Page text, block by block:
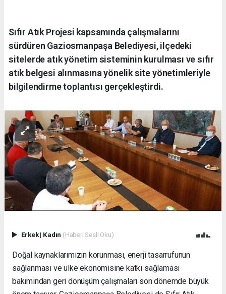
Sıfır Atık Projesi kapsamında çalışmalarını
sürdüren Gaziosmanpaşa Belediyesi, ilçedeki
sitelerde atık yönetim sisteminin kurulması ve sıfır
atık belgesi alınmasına yönelik site yönetimleriyle
bilgilendirme toplantısı gerçekleştirdi.
Erkek| Kadın (Haberi Sesli Oku)
Doğal kaynaklarımızın korunması, enerji tasarrufunun
sağlanması ve ülke ekonomisine katkı sağlaması
bakımından geri dönüşüm çalışmaları son dönemde büyük